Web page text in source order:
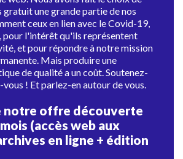
gratuit une grande partie de nos
ceux en lien avec le Covid-19,
pour l'intérêt qu'ils représentent
et pour répondre à notre mission
Mais produire une
de qualité a un coût. Soutenez-
! Et parlez-en autour de vous.
notre offre découverte
(accès web aux
en ligne + édition